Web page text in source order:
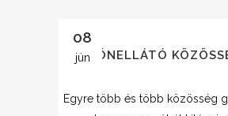
08
jún ÖNELLÁTÓ
Egyre több és több közösség